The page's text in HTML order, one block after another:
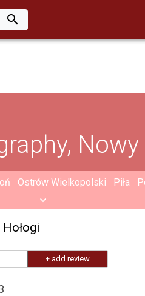

Nowy
Ostrów Wielkopolski Piła
+ add review